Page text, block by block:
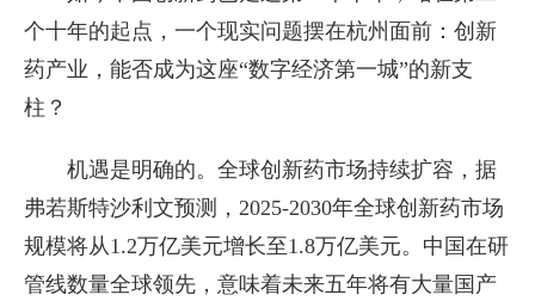
个十年的起点，一个现实问题摆在杭州面前：创新
药产业，能否成为这座“数字经济第一城”的新支
柱？
机遇是明确的。全球创新药市场持续扩容，据
弗若斯特沙利文预测，2025-2030年全球创新药市场
规模将从1.2万亿美元增长至1.8万亿美元。中国在研
管线数量全球领先，意味着未来五年将有大量国产